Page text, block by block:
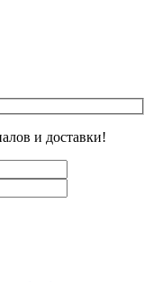
и доставки!